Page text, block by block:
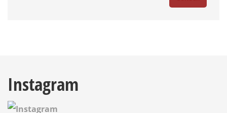
Instagram